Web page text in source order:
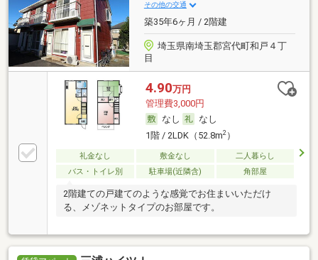
その他の交通
築35年6ヶ月 / 2階建
埼玉県南埼玉郡宮代町和戸４丁
目
4.90万円
管理費3,000円
なし
なし
1階 / 2LDK（52.8m2）
礼金なし 敷金なし
二人暮らし
バス・トイレ別
駐車場(近隣含) 角部屋
2階建ての戸建てのような感覚でお住まいいただけ
る、メゾネットタイプのお部屋です。